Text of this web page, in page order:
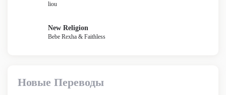
liou
New Religion
Bebe Rexha & Faithless
Новые Переводы